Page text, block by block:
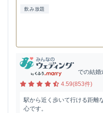
飲み放題
での結婚
4.59(853件)
駅から近く歩いて行ける距離
心です。